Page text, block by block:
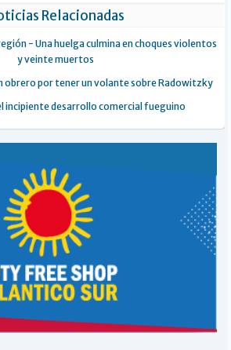
Relacionadas
- Una huelga culmina en choques violentos
y veinte muertos
obrero por tener un volante sobre Radowitzky
incipiente desarrollo comercial fueguino